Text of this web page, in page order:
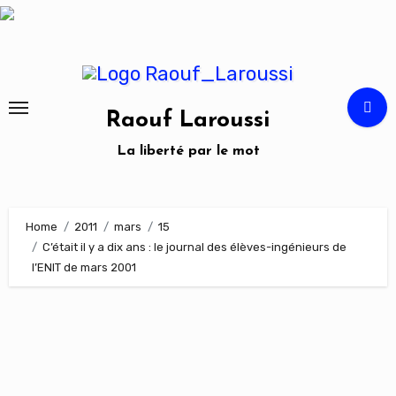
Skip
Raouf Laroussi
La liberté par le mot
Home 2011 mars
15
C’était il y a dix ans : le journal des élèves-ingénieurs de
l’ENIT de mars 2001